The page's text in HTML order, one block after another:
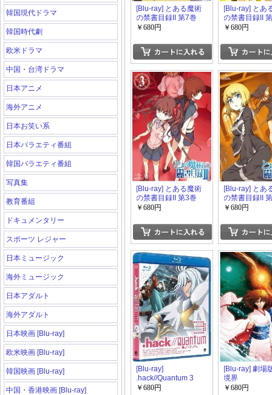
韓国現代ドラマ
韓国時代劇
欧米ドラマ
中国・台湾ドラマ
日本アニメ
海外アニメ
日本お笑い系
日本バラエティ番組
韓国バラエティ番組
写真集
教育番組
ドキュメンタリー
スポーツ レジャー
日本ミュージック
海外ミュージック
日本アダルト
海外アダルト
日本映画 [Blu-ray]
欧米映画 [Blu-ray]
韓国映画 [Blu-ray]
中国・香港映画 [Blu-ray]
[Blu-ray] とある魔術
の禁書目録II 第7巻
￥680円
[Blu-ray] とあ
の禁書目録II
￥680円
[Blu-ray] とある魔術
の禁書目録II 第3巻
￥680円
[Blu-ray] とあ
の禁書目録II
￥680円
[Blu-ray]
.hack//Quantum 3
￥680円
[Blu-ray] 劇場
境界
￥680円